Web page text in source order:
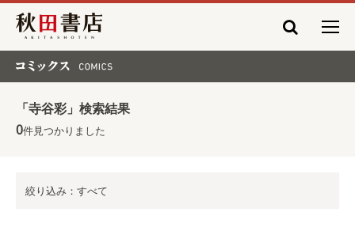
秋田書店
「寺谷彩」検索結果
0件見つかりました
絞り込み：すべて